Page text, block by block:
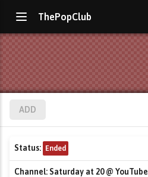
ThePopClub
ADD
Status: Ended
Channel:Saturday at 20 @ YouTube